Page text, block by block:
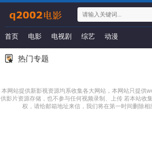
首页 电影 电视剧 综艺 动漫
热门专题
本网站提供新影视资源均系收集各大网站，本网站只提供
供影片资源存储，也不参与任何视频录制、上传 若本站收
权，请给邮箱地址来信，我们将在第一时间删除相